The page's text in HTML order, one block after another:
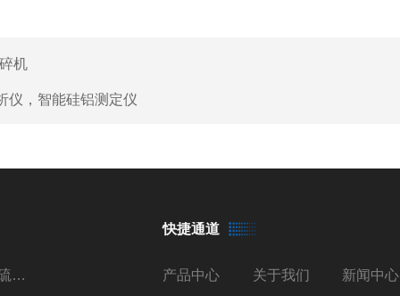
机
仪，智能硅铝测定仪
TKDLY-7100自动定硫仪自动送样测硫仪触控操作
快捷通道
产品中心 关于我们 新闻中心